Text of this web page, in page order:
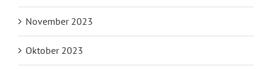
November 2023
Oktober 2023